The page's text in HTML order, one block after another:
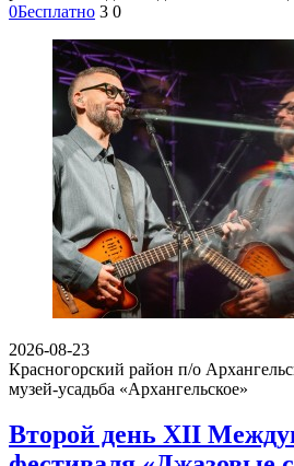
0Бесплатно 3 0
2026-08-23
Красногорский район п/о
музей-усадьба «Архангельское»
Второй день XII